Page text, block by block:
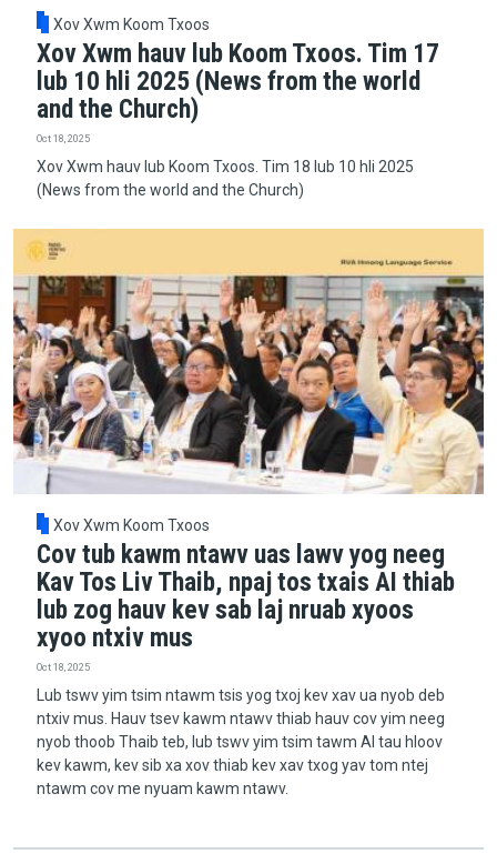
Xov Xwm Koom Txoos
Xov Xwm hauv lub Koom Txoos. Tim 17
lub 10 hli 2025 (News from the world
and the Church)
Oct 18, 2025
Xov Xwm hauv lub Koom Txoos. Tim 18 lub 10 hli 2025
(News from the world and the Church)
Xov Xwm Koom Txoos
Cov tub kawm ntawv uas lawv yog neeg
Kav Tos Liv Thaib, npaj tos txais AI thiab
lub zog hauv kev sab laj nruab xyoos
xyoo ntxiv mus
Oct 18, 2025
Lub tswv yim tsim ntawm tsis yog txoj kev xav ua nyob deb
ntxiv mus. Hauv tsev kawm ntawv thiab hauv cov yim neeg
nyob thoob Thaib teb, lub tswv yim tsim tawm AI tau hloov
kev kawm, kev sib xa xov thiab kev xav txog yav tom ntej
ntawm cov me nyuam kawm ntawv.